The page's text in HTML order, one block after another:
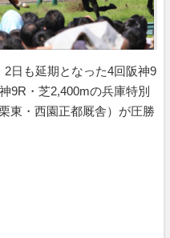
日も延期となった4回阪神9
9R・芝2,400mの兵庫特別
東・西園正都厩舎）が圧勝